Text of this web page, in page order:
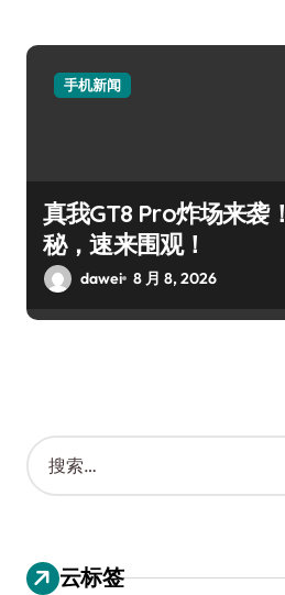
手机新闻
真我GT8 Pro炸场来袭
秘，速来围观！
dawei 8 月 8, 2026
搜
索
：
云标签